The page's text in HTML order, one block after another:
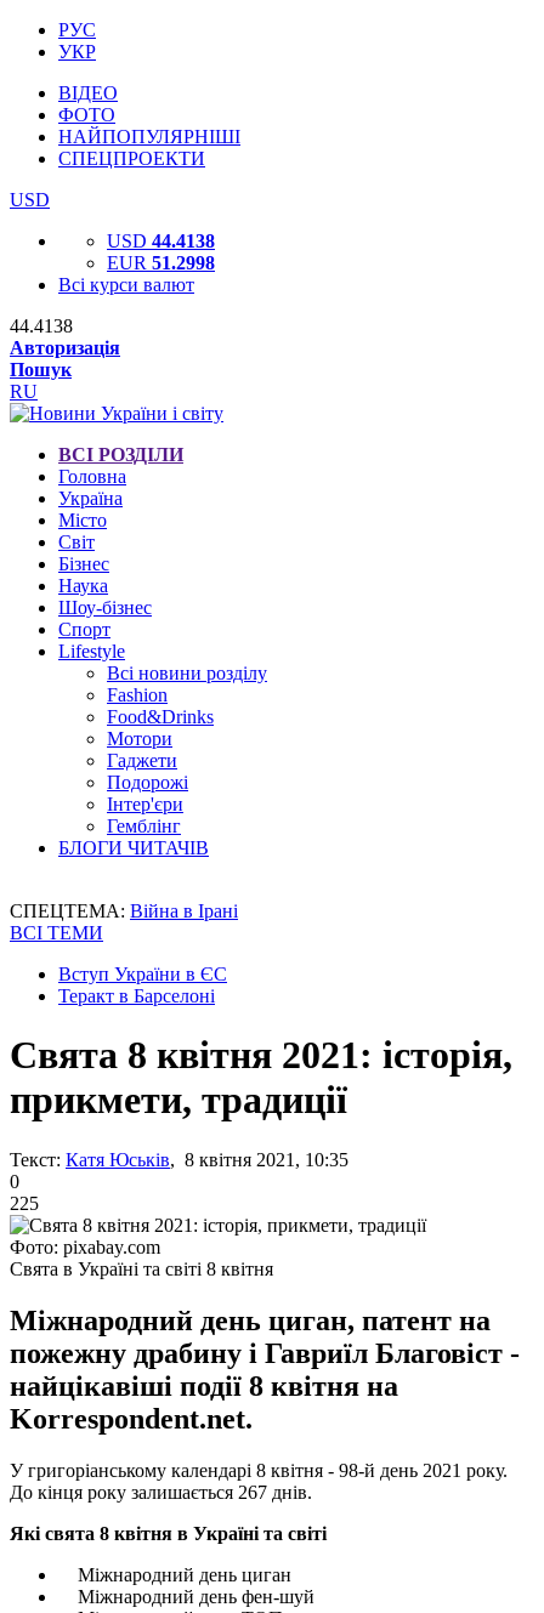
РУС
УКР
ВІДЕО
ФОТО
НАЙПОПУЛЯРНІШІ
СПЕЦПРОЕКТИ
USD
USD 44.4138
EUR 51.2998
Всі курси валют
44.4138
Авторизація
Пошук
RU
ВСІ РОЗДІЛИ
Головна
Україна
Місто
Світ
Бізнес
Наука
Шоу-бізнес
Спорт
Lifestyle
Всі новини розділу
Fashion
Food&Drinks
Мотори
Гаджети
Подорожі
Інтер'єри
Гемблінг
БЛОГИ ЧИТАЧІВ
СПЕЦТЕМА: Війна в Ірані
ВСІ ТЕМИ
Вступ України в ЄС
Теракт в Барселоні
Свята 8 квітня 2021: історія,
прикмети, традиції
Текст: Катя Юськів, 8 квітня 2021, 10:35
0
225
Фото: pixabay.com
Свята в Україні та світі 8 квітня
Міжнародний день циган, патент на
пожежну драбину і Гавриїл Благовіст -
найцікавіші події 8 квітня на
Korrespondent.net.
У григоріанському календарі 8 квітня - 98-й день 2021 року.
До кінця року залишається 267 днів.
Які свята 8 квітня в Україні та світі
Міжнародний день циган
Міжнародний день фен-шуй